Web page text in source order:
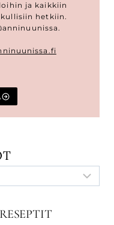
ja kaikkiin
hetkiin.